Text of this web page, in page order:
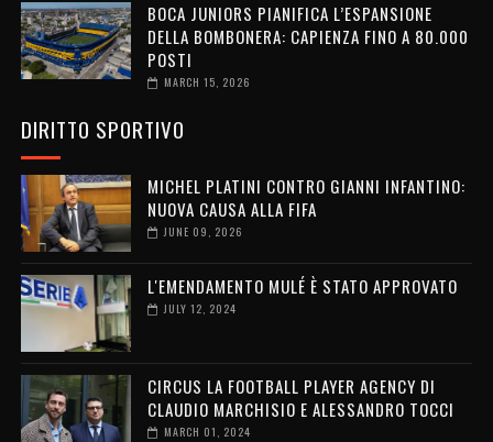
BOCA JUNIORS PIANIFICA L’ESPANSIONE
DELLA BOMBONERA: CAPIENZA FINO A 80.000
POSTI
MARCH 15, 2026
DIRITTO SPORTIVO
MICHEL PLATINI CONTRO GIANNI INFANTINO:
NUOVA CAUSA ALLA FIFA
JUNE 09, 2026
L'EMENDAMENTO MULÉ È STATO APPROVATO
JULY 12, 2024
CIRCUS LA FOOTBALL PLAYER AGENCY DI
CLAUDIO MARCHISIO E ALESSANDRO TOCCI
MARCH 01, 2024